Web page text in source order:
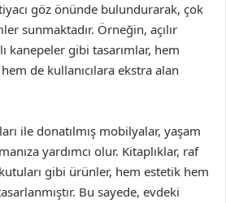
göz önünde bulundurarak, çok
sunmaktadır. Örneğin, açılır
kanepeler gibi tasarımlar, hem
de kullanıcılara ekstra alan
ile donatılmış mobilyalar, yaşam
yardımcı olur. Kitaplıklar, raf
gibi ürünler, hem estetik hem
Bu sayede, evdeki